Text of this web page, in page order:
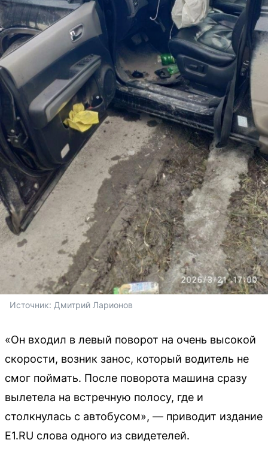
Источник: Дмитрий Ларионов
«Он входил в левый поворот на очень высокой
скорости, возник занос, который водитель не
смог поймать. После поворота машина сразу
вылетела на встречную полосу, где и
столкнулась с автобусом», — приводит издание
E1.RU слова одного из свидетелей.